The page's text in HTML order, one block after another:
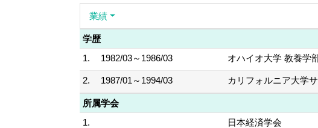
業績
学歴
1.
1982/03～1986/03 オハイオ大学 教養学
2. 1987/01～1994/03 カリフォルニア大学
所属学会
1.
日本経済学会